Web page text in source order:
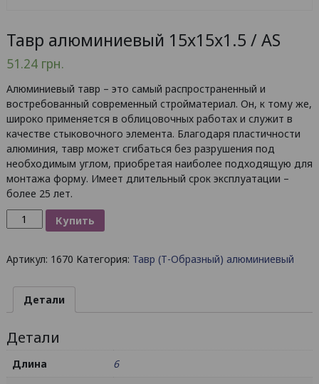
Тавр алюминиевый 15x15x1.5 / AS
51.24 грн.
Алюминиевый тавр – это самый распространенный и
востребованный современный стройматериал. Он, к тому же,
широко применяется в облицовочных работах и служит в
качестве стыковочного элемента. Благодаря пластичности
алюминия, тавр может сгибаться без разрушения под
необходимым углом, приобретая наиболее подходящую для
монтажа форму. Имеет длительный срок эксплуатации –
более 25 лет.
Количество
товара
алюминиевый
Купить
Артикул: 1670 Категория: Тавр (Т-Образный) алюминиевый
Детали
Детали
Длина
6